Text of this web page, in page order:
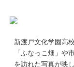
新渡戸文化学園高校
「ふなっこ畑」や
を訪れた写真が映